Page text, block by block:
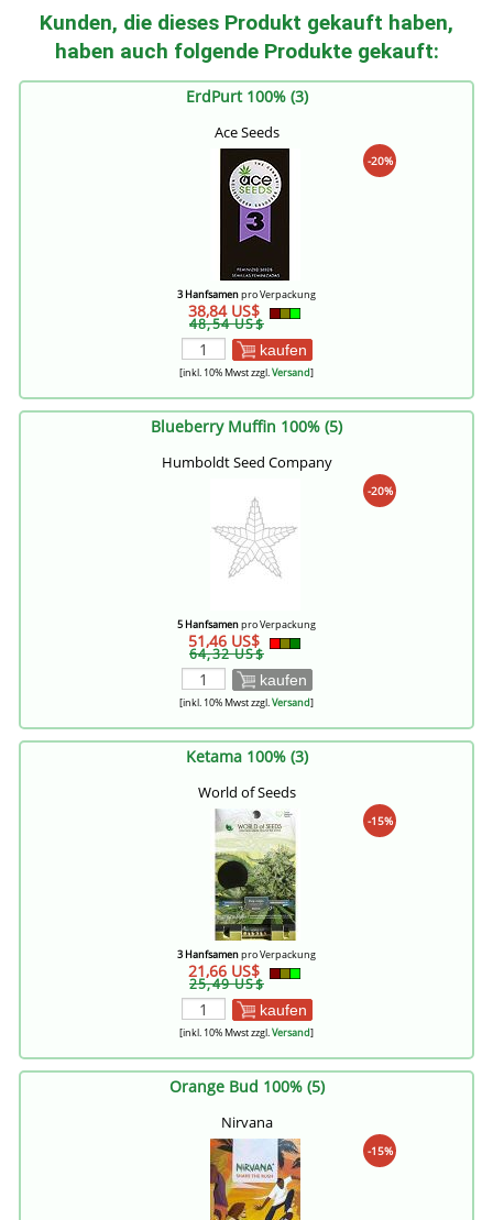
Kunden, die dieses Produkt gekauft haben,
haben auch folgende Produkte gekauft:
ErdPurt 100% (3)
Ace Seeds
-20%
3 Hanfsamenpro Verpackung
38,84 US$
48,54 US$
kaufen
[inkl. 10% Mwst zzgl.Versand]
Blueberry Muffin 100% (5)
Humboldt Seed Company
-20%
5 Hanfsamenpro Verpackung
51,46 US$
64,32 US$
kaufen
[inkl. 10% Mwst zzgl.Versand]
Ketama 100% (3)
World of Seeds
-15%
3 Hanfsamenpro Verpackung
21,66 US$
25,49 US$
kaufen
[inkl. 10% Mwst zzgl.Versand]
Orange Bud 100% (5)
Nirvana
-15%